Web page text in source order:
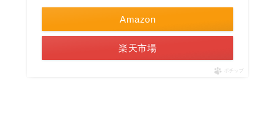
Amazon
楽天市場
ポチップ